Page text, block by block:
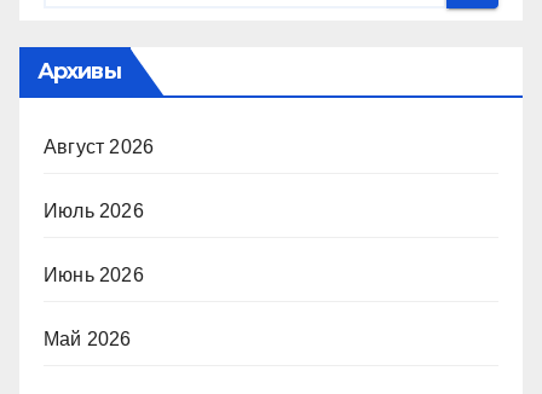
Архивы
Август 2026
Июль 2026
Июнь 2026
Май 2026